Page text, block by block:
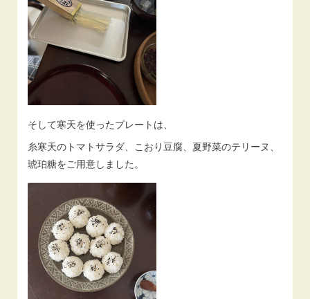
そして寒天を使ったプレートは、
糸寒天のトマトサラダ、こおり豆腐、夏野菜のテリーヌ、
琥珀糖をご用意しました。